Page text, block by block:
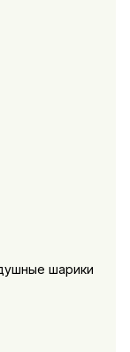
шарики